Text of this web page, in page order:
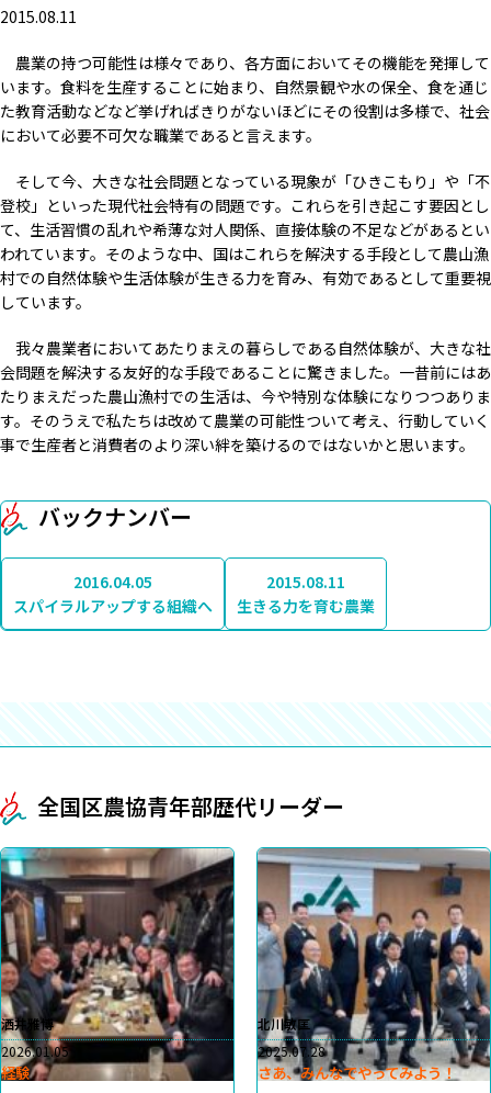
2015.08.11
農業の持つ可能性は様々であり、各方面においてその機能を発揮して
います。食料を生産することに始まり、自然景観や水の保全、食を通じ
た教育活動などなど挙げればきりがないほどにその役割は多様で、社会
において必要不可欠な職業であると言えます。
そして今、大きな社会問題となっている現象が「ひきこもり」や「不
登校」といった現代社会特有の問題です。これらを引き起こす要因とし
て、生活習慣の乱れや希薄な対人関係、直接体験の不足などがあるとい
われています。そのような中、国はこれらを解決する手段として農山漁
村での自然体験や生活体験が生きる力を育み、有効であるとして重要視
しています。
我々農業者においてあたりまえの暮らしである自然体験が、大きな社
会問題を解決する友好的な手段であることに驚きました。一昔前にはあ
たりまえだった農山漁村での生活は、今や特別な体験になりつつありま
す。そのうえで私たちは改めて農業の可能性ついて考え、行動していく
事で生産者と消費者のより深い絆を築けるのではないかと思います。
バックナンバー
2016.04.05
スパイラルアップする組織へ
2015.08.11
生きる力を育む農業
全国区農協青年部歴代リーダー
洒井雅博
2026.01.05
経験
北川敏匡
2025.07.28
さあ、みんなでやってみよう！